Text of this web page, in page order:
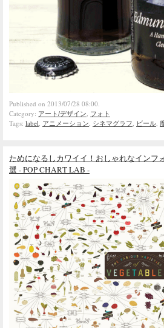
Published on 2013/07/28 08:00.
Category: アート/デザイン, フォト
Tags: label, アニメーション, シネマグラフ, ビール,
ためになるしカワイイ！おしゃれなインフ
選 - POP CHART LAB -